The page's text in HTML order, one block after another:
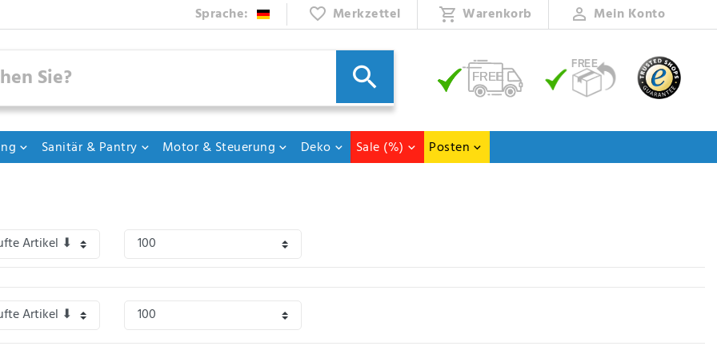
Sprache: Merkzettel Warenkorb Mein Konto
Sanitär & Pantry Motor & Steuerung Deko Sale (%) Posten